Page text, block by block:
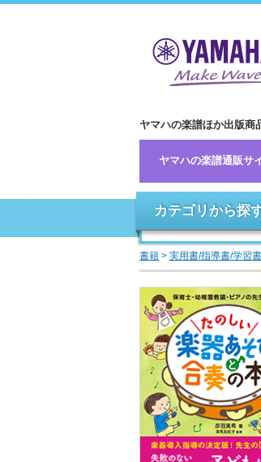
ヤマハの楽譜ほか出版商
ヤマハの楽譜通販サ
カテゴリから探
書籍 > 実用書/指導書/学習書